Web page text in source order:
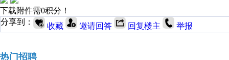
下载附件需0积分！
分享到：
收藏 邀请回答 回复楼主 举报
热门招聘